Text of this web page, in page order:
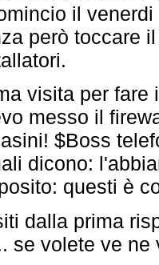
il
però toccare
visita per fare
messo il
$Boss
dicono:
questi è
dalla prima
se volete ve